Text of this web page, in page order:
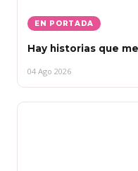
EN PORTADA
Hay historias que
04 Ago 2026